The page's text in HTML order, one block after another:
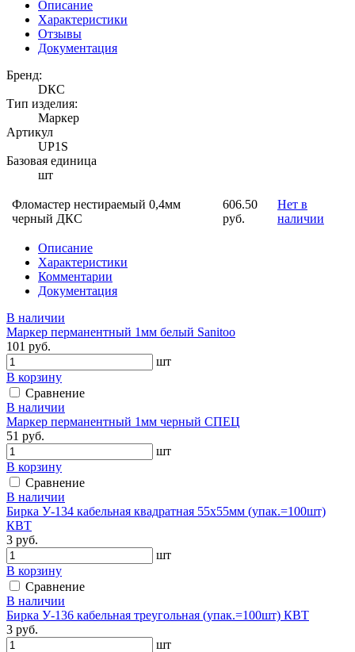
Описание
Характеристики
Отзывы
Документация
Бренд:
DКС
Тип изделия:
Маркер
Артикул
UP1S
Базовая единица
шт
Фломастер нестираемый 0,4мм
черный ДКC
606.50
руб.
Нет в
наличии
Описание
Характеристики
Комментарии
Документация
В наличии
Маркер перманентный 1мм белый Sanitoo
101 руб.
шт
В корзину
Сравнение
В наличии
Маркер перманентный 1мм черный СПЕЦ
51 руб.
шт
В корзину
Сравнение
В наличии
Бирка У-134 кабельная квадратная 55х55мм (упак.=100шт)
КВТ
3 руб.
шт
В корзину
Сравнение
В наличии
Бирка У-136 кабельная треугольная (упак.=100шт) КВТ
3 руб.
шт